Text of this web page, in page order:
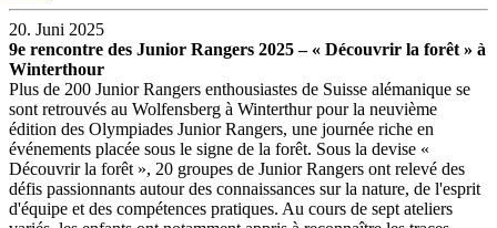
20. Juni 2025
9e rencontre des Junior Rangers 2025 – « Découvrir la forêt » à
Winterthour
Plus de 200 Junior Rangers enthousiastes de Suisse alémanique se
sont retrouvés au Wolfensberg à Winterthur pour la neuvième
édition des Olympiades Junior Rangers, une journée riche en
événements placée sous le signe de la forêt. Sous la devise «
Découvrir la forêt », 20 groupes de Junior Rangers ont relevé des
défis passionnants autour des connaissances sur la nature, de l'esprit
d'équipe et des compétences pratiques. Au cours de sept ateliers